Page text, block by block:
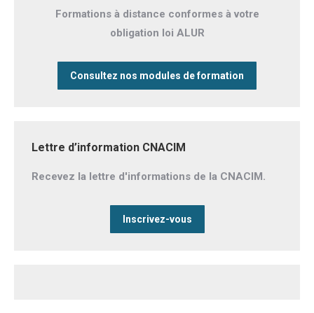
Formations à distance conformes à votre
obligation loi ALUR
Consultez nos modules de formation
Lettre d’information CNACIM
Recevez la lettre d'informations de la CNACIM.
Inscrivez-vous